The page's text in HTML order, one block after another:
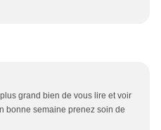
grand bien de vous lire et voir
bonne semaine prenez soin de